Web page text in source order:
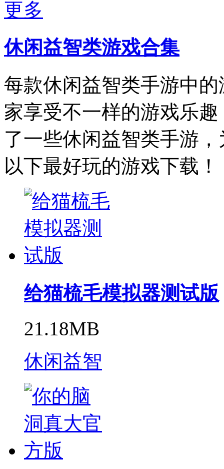
更多
休闲益智类游戏合集
每款休闲益智类手游中
家享受不一样的游戏乐
了一些休闲益智类手游
以下最好玩的游戏下载！
给猫梳毛模拟器测试版
21.18MB
休闲益智